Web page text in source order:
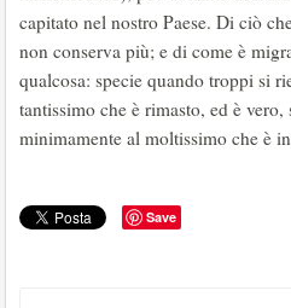
capitato nel nostro Paese. Di ciò
non conserva più; e di come è
qualcosa: specie quando troppi si
tantissimo che è rimasto, ed è
minimamente al moltissimo che è
Save